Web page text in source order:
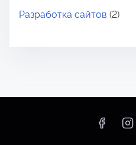
Разработка сайтов (2)